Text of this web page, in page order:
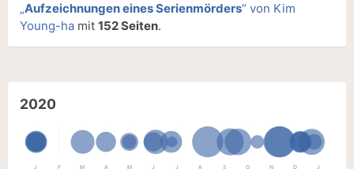
„Aufzeichnungen eines Serienmörders“ von Kim
Young-ha mit 152 Seiten.
2020
J F M A M J J A S O N D J